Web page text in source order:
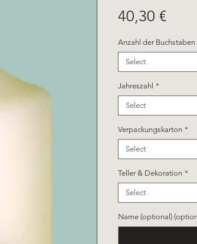
40,30 €Price
Anzahl der Buchstaben
Select
Jahreszahl *
Select
Verpackungskarton *
Select
Teller & Dekoration *
Select
Name (optional)